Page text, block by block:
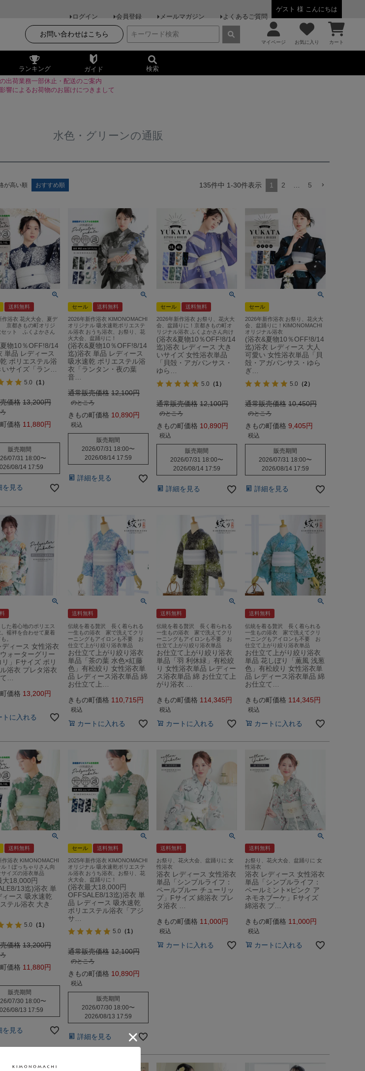
ゲスト 様 こんにちは
ログイン
会員登録 メールマガジン よくあるご質問
お問い合わせはこちら
マイページ お気に入り カート
ランキング ガイド 検索
出荷業務一部休止・配送のご案内
響によるお荷物のお届けにつきまして
水色・グリーンの通販
が高い順 おすすめ順 135件中 1-30件表示 1 2 5
送料無料
作浴衣 花火大会、夏デ
京都きもの町オリジ
セット ふくよかさん
物10％OFF!8/14
単品 レディース
ポリエステル浴
いサイズ「ラン…
5.0 （1）
価格 13,200
価格 11,880
販売期間
07/31 18:00〜
08/14 17:59
を見る
セール 送料無料
2026年新作浴衣 KIMONOMACHI
オリジナル 吸水速乾ポリエステ
ル浴衣 おうち浴衣、お祭り、花
火大会、盆踊りに！
(浴衣&夏物10％OFF!8/14
迄)浴衣 単品 レディース
吸水速乾 ポリエステル浴
衣「ランタン・夜の葉
音…
通常販売価格 12,100
のところ
きもの町価格 10,890
税込
販売期間
2026/07/31 18:00〜
2026/08/14 17:59
詳細を見る
セール 送料無料
2026年新作浴衣 お祭り、花火大
会、盆踊りに！京都きもの町オ
リジナル浴衣 ふくよかさん向け
(浴衣&夏物10％OFF!8/14
迄)浴衣 レディース 大き
いサイズ 女性浴衣単品
「貝殻・アガパンサス・
ゆら…
5.0 （1）
通常販売価格 12,100
のところ
きもの町価格 10,890
税込
販売期間
2026/07/31 18:00〜
2026/08/14 17:59
詳細を見る
セール
2026年新作浴衣 お祭り、花火大
会、盆踊りに！KIMONOMACHI
オリジナル浴衣
(浴衣&夏物10％OFF!8/14
迄)浴衣 レディース 大人
可愛い 女性浴衣単品「貝
殻・アガパンサス・ゆら
ぎ…
5.0 （2）
通常販売価格 10,450
のところ
きもの町価格 9,405
税込
販売期間
2026/07/31 18:00〜
2026/08/14 17:59
詳細を見る
た着心地のポリエス
襦袢を合わせて夏着
。
ディース 女性浴衣
ォーターグリー
リ」Fサイズ ポリ
浴衣 プレタ浴衣
…
価格 13,200
トに入れる
送料無料
伝統を着る贅沢 長く着られる
一生もの浴衣 家で洗えてクリ
ーニングもアイロンも不要 お
仕立て上がり絞り浴衣単品
お仕立て上がり絞り浴衣
単品「茶の葉 水色×紅藤
色」有松絞り 女性浴衣単
品 レディース浴衣単品 綿
お仕立て上…
きもの町価格 110,715
税込
カートに入れる
送料無料
伝統を着る贅沢 長く着られる
一生もの浴衣 家で洗えてクリ
ーニングもアイロンも不要 お
仕立て上がり絞り浴衣単品
お仕立て上がり絞り浴衣
単品「羽 利休緑」有松絞
り 女性浴衣単品 レディー
ス浴衣単品 綿 お仕立て上
がり浴衣 …
きもの町価格 114,345
税込
カートに入れる
送料無料
伝統を着る贅沢 長く着られる
一生もの浴衣 家で洗えてクリ
ーニングもアイロンも不要 お
仕立て上がり絞り浴衣単品
お仕立て上がり絞り浴衣
単品 花しぼり「薫風 浅葱
色」有松絞り 女性浴衣単
品 レディース浴衣単品 綿
お仕立て…
きもの町価格 114,345
税込
カートに入れる
送料無料
作浴衣 KIMONOMACHI
！ぽっちゃりさん向
イズの浴衣単品
大18,000円
13迄)浴衣 単
ィース 吸水速乾
テル浴衣 大き
5.0 （1）
価格 13,200
価格 11,880
販売期間
07/30 18:00〜
08/13 17:59
を見る
セール 送料無料
2025年新作浴衣 KIMONOMACHI
オリジナル 吸水速乾ポリエステ
ル浴衣 おうち浴衣、お祭り、花
火大会、盆踊りに！
(浴衣最大18,000円
OFFSALE8/13迄)浴衣 単
品 レディース 吸水速乾
ポリエステル浴衣「アジ
サ…
5.0 （1）
通常販売価格 12,100
のところ
きもの町価格 10,890
税込
販売期間
2026/07/30 18:00〜
2026/08/13 17:59
詳細を見る
送料無料
お祭り、花火大会、盆踊りに 女
性浴衣
浴衣 レディース 女性浴衣
単品「シンプルライフ：
ペールブルー チューリッ
プ」Fサイズ 綿浴衣 プレ
タ浴衣 …
きもの町価格 11,000
税込
カートに入れる
送料無料
お祭り、花火大会、盆踊りに 女
性浴衣
浴衣 レディース 女性浴衣
単品「シンプルライフ：
ペールミント×ピンク ア
ネモネブーケ」Fサイズ
綿浴衣 プ…
きもの町価格 11,000
税込
カートに入れる